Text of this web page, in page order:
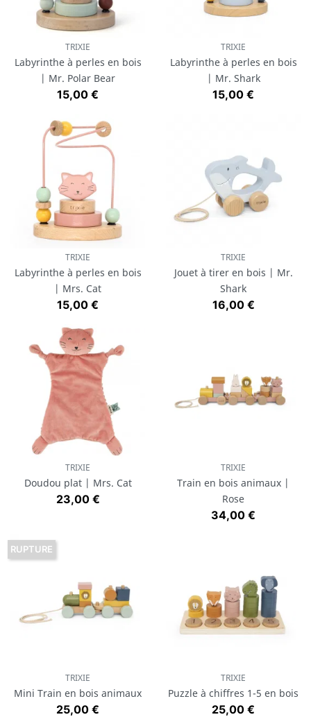
TRIXIE
Labyrinthe à perles en bois
| Mr. Polar Bear
Prix
15,00 €
TRIXIE
Labyrinthe à perles en bois
| Mr. Shark
Prix
15,00 €
TRIXIE
Labyrinthe à perles en bois
| Mrs. Cat
Prix
15,00 €
TRIXIE
Jouet à tirer en bois | Mr.
Shark
Prix
16,00 €
TRIXIE
Doudou plat | Mrs. Cat
Prix
23,00 €
TRIXIE
Train en bois animaux |
Rose
Prix
34,00 €
TRIXIE
Mini Train en bois animaux
Prix
25,00 €
RUPTURE
TRIXIE
Puzzle à chiffres 1-5 en bois
Prix
25,00 €